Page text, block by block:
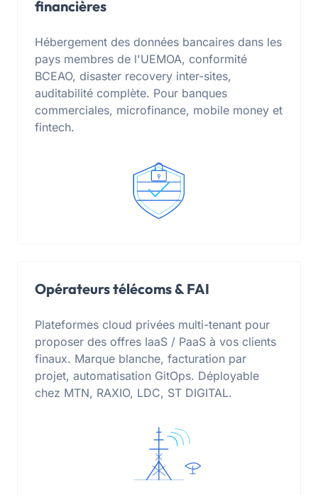
financières
Hébergement des données bancaires dans les
pays membres de l'UEMOA, conformité
BCEAO, disaster recovery inter-sites,
auditabilité complète. Pour banques
commerciales, microfinance, mobile money et
fintech.
Opérateurs télécoms & FAI
Plateformes cloud privées multi-tenant pour
proposer des offres IaaS / PaaS à vos clients
finaux. Marque blanche, facturation par
projet, automatisation GitOps. Déployable
chez MTN, RAXIO, LDC, ST DIGITAL.